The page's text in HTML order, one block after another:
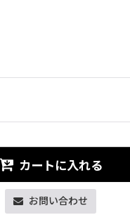
カートに入れる
お問い合わせ